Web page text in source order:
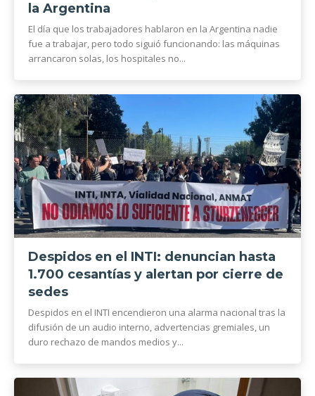
la Argentina
El día que los trabajadores hablaron en la Argentina nadie
fue a trabajar, pero todo siguió funcionando: las máquinas
arrancaron solas, los hospitales no...
Despidos en el INTI: denuncian hasta
1.700 cesantías y alertan por cierre de
sedes
Despidos en el INTI encendieron una alarma nacional tras la
difusión de un audio interno, advertencias gremiales, un
duro rechazo de mandos medios y...